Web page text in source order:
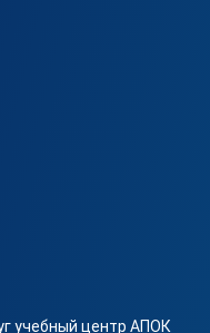
учебный центр АПОК